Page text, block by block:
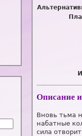
Описание
Вновь тьма
набатные
сила